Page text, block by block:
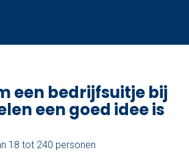
een bedrijfsuitje bij
een goed idee is
18 tot 240 personen